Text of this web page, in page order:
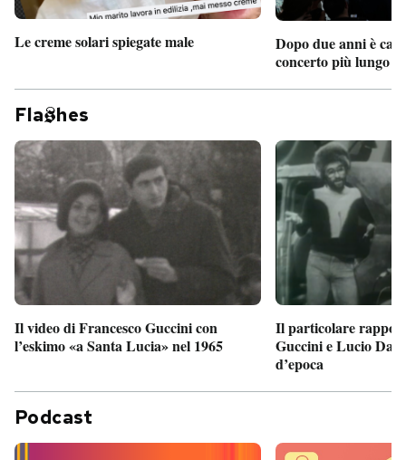
Le creme solari spiegate male
Dopo due anni è
concerto più lungo
Fla hes
Il video di Francesco Guccini con
l’eskimo «a Santa Lucia» nel 1965
Il particolare
Guccini e Lucio
d’epoca
Podcast